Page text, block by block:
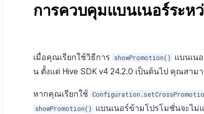
การควบคุมแบนเนอร์ระห
เมื่อคุณเรียกใช้วิธีการ showPromotion()
แบนเน
น ตั้งแต่ Hive SDK v4 24.2.0 เป็นต้นไป คุณสา
หากคุณเรียกใช้
showPromotion() แบนเนอร์ข้ามโปรโมชั่นจะไม่